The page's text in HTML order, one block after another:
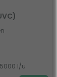
l/u